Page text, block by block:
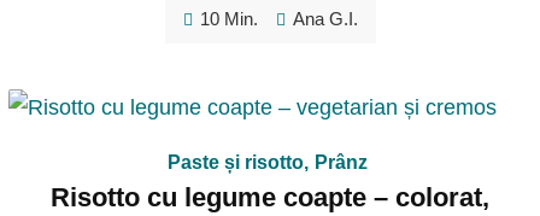
10 Min. Ana G.I.
Paste și risotto, Prânz
Risotto cu legume coapte – colorat,